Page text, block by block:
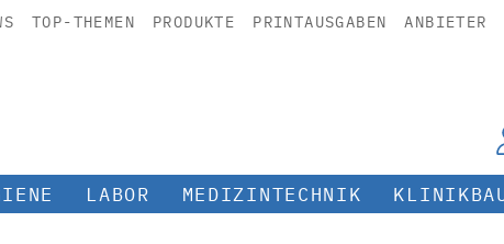
TOP-THEMEN PRODUKTE PRINTAUSGABEN ANBIETER
LABOR MEDIZINTECHNIK